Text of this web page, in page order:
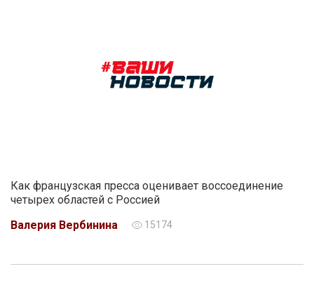
Как французская пресса оценивает воссоединение
четырех областей с Россией
Валерия Вербинина
15174